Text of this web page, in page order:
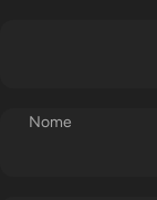
Nome